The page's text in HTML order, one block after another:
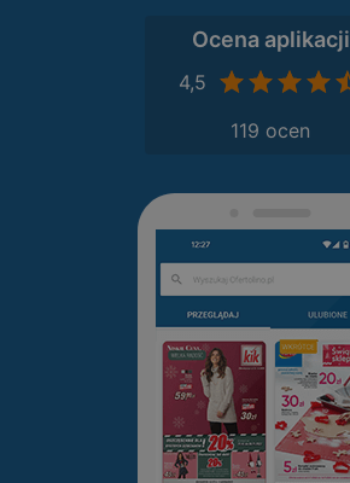
Ocena aplikacji
4,5
119 ocen